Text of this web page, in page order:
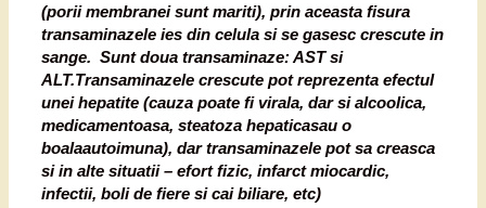
(porii membranei sunt mariti), prin aceasta fisura
transaminazele ies din celula si se gasesc crescute in
sange. Sunt doua transaminaze: AST si
ALT.Transaminazele crescute pot reprezenta efectul
unei hepatite (cauza poate fi virala, dar si alcoolica,
medicamentoasa, steatoza hepaticasau o
boalaautoimuna), dar transaminazele pot sa creasca
si in alte situatii – efort fizic, infarct miocardic,
infectii, boli de fiere si cai biliare, etc)